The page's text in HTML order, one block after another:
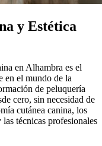
y Estética
en Alhambra es el
en el mundo de la
de peluquería
cero, sin necesidad de
cutánea canina, los
técnicas profesionales